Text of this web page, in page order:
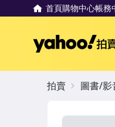
首頁購物中心帳務
拍賣 圖書/